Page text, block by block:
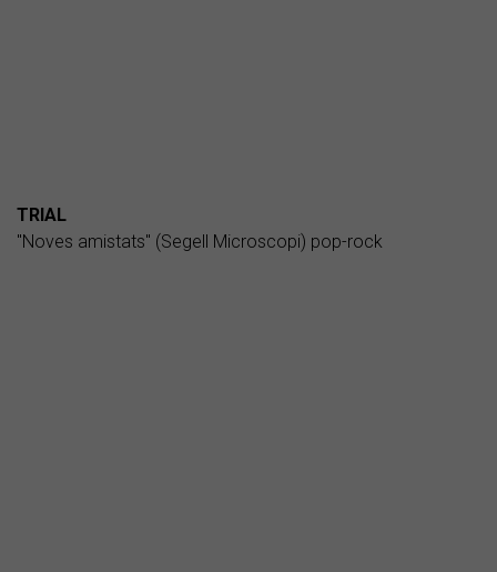
TRIAL
"Noves amistats" (Segell Microscopi) pop-rock